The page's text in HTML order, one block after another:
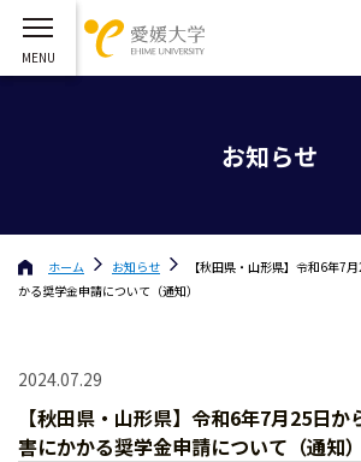
お知らせ
ホーム お知らせ
【秋田県・山形県】令和6年7
かる奨学金申請について（通知）
2024.07.29
【秋田県・山形県】令和6年7月25日
害にかかる奨学金申請について（通知）